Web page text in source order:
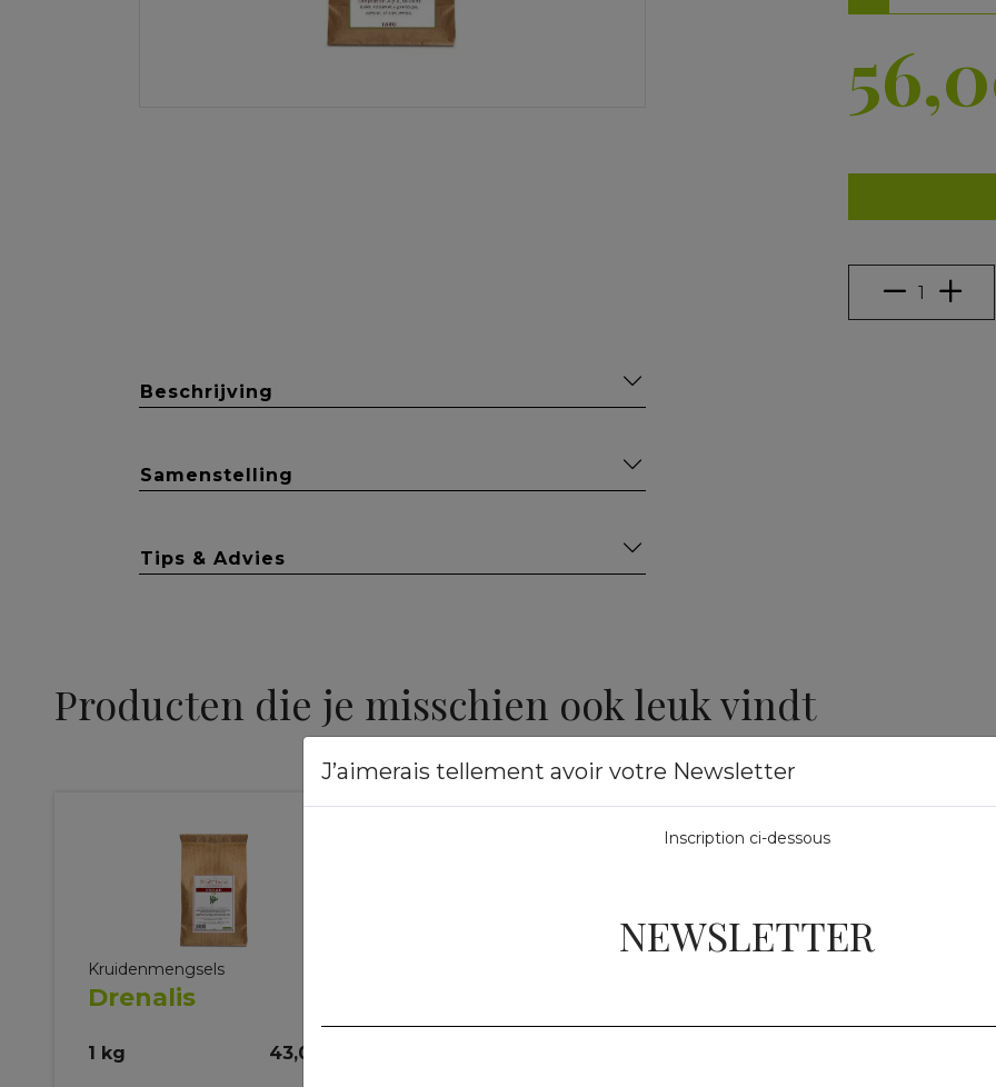
Beschrijving
Samenstelling
Tips & Advies
Producten die je misschien ook leuk vindt
Kruidenmengsels
Drenalis
1 kg 43,00 €
Ademhaling
J’aimerais tellement avoir votre Newsletter
Inscription ci-dessous
NEWSLETTER